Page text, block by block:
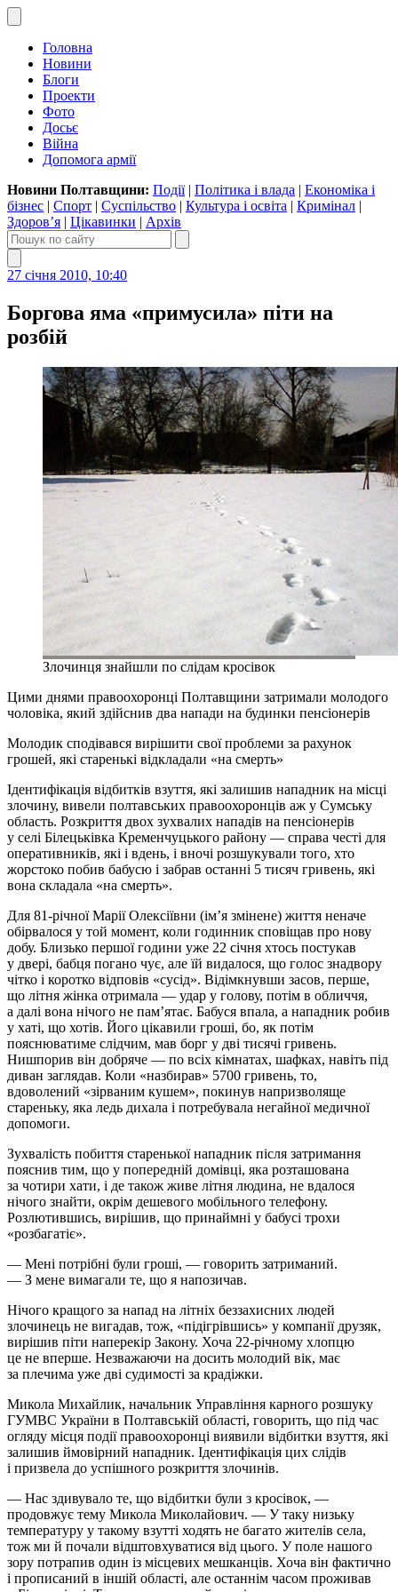
Головна
Новини
Блоги
Проекти
Фото
Досьє
Війна
Допомога армії
Новини Полтавщини: Події| Політика і влада | Економіка і
бізнес | Спорт | Суспільство | Культура і освіта | Кримінал |
Здоров’я | Цікавинки | Архів
27 січня 2010, 10:40
Боргова яма «примусила» піти на
розбій
Злочинця знайшли по слідам кросівок
Цими днями правоохоронці Полтавщини затримали молодого
чоловіка, який здійснив два напади на будинки пенсіонерів
Молодик сподівався вирішити свої проблеми за рахунок
грошей, які старенькі відкладали «на смерть»
Ідентифікація відбитків взуття, які залишив нападник на місці
злочину, вивели полтавських правоохоронців аж у Сумську
область. Розкриття двох зухвалих нападів на пенсіонерів
у селі Білецьківка Кременчуцького району — справа честі для
оперативників, які і вдень, і вночі розшукували того, хто
жорстоко побив бабусю і забрав останні 5 тисяч гривень, які
вона складала «на смерть».
Для 81-річної Марії Олексіївни (ім’я змінене) життя неначе
обірвалося у той момент, коли годинник сповіщав про нову
добу. Близько першої години уже 22 січня хтось постукав
у двері, бабця погано чує, але їй видалося, що голос знадвору
чітко і коротко відповів «сусід». Відімкнувши засов, перше,
що літня жінка отримала — удар у голову, потім в обличчя,
а далі вона нічого не пам’ятає. Бабуся впала, а нападник робив
у хаті, що хотів. Його цікавили гроші, бо, як потім
пояснюватиме слідчим, мав борг у дві тисячі гривень.
Нишпорив він добряче — по всіх кімнатах, шафках, навіть під
диван заглядав. Коли «назбирав» 5700 гривень, то,
вдоволений «зірваним кушем», покинув напризволяще
стареньку, яка ледь дихала і потребувала негайної медичної
допомоги.
Зухвалість побиття старенької нападник після затримання
пояснив тим, що у попередній домівці, яка розташована
за чотири хати, і де також живе літня людина, не вдалося
нічого знайти, окрім дешевого мобільного телефону.
Розлютившись, вирішив, що принаймні у бабусі трохи
«розбагатіє».
— Мені потрібні були гроші, — говорить затриманий.
— З мене вимагали те, що я напозичав.
Нічого кращого за напад на літніх беззахисних людей
злочинець не вигадав, тож, «підігрівшись» у компанії друзяк,
вирішив піти наперекір Закону. Хоча 22-річному хлопцю
це не вперше. Незважаючи на досить молодий вік, має
за плечима уже дві судимості за крадіжки.
Микола Михайлик, начальник Управління карного розшуку
ГУМВС України в Полтавській області, говорить, що під час
огляду місця події правоохоронці виявили відбитки взуття, які
залишив ймовірний нападник. Ідентифікація цих слідів
і призвела до успішного розкриття злочинів.
— Нас здивувало те, що відбитки були з кросівок, —
продовжує тему Микола Миколайович. — У таку низьку
температуру у такому взутті ходять не багато жителів села,
тож ми й почали відштовхуватися від цього. У поле нашого
зору потрапив один із місцевих мешканців. Хоча він фактично
і прописаний в іншій області, але останнім часом проживав